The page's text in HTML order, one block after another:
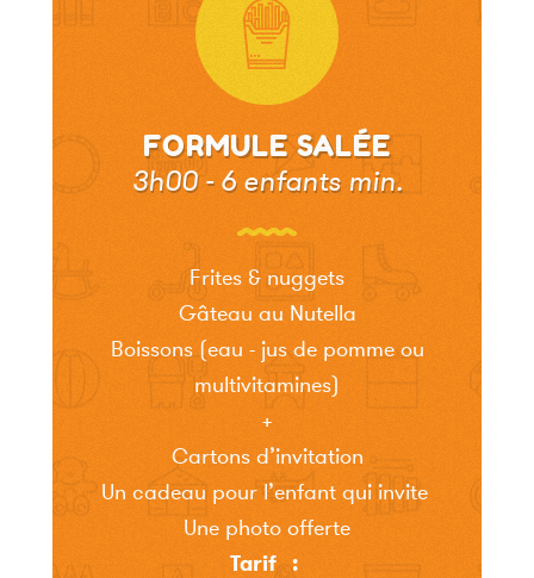
FORMULE SALÉE
3h00 - 6 enfants min.
Frites & nuggets
Gâteau au Nutella
Boissons (eau - jus de pomme ou
multivitamines)
+
Cartons d’invitation
Un cadeau pour l’enfant qui invite
Une photo offerte
Tarif :